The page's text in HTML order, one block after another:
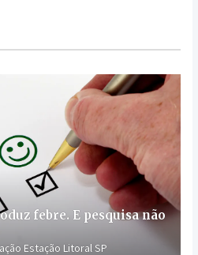
febre. E pesquisa não
Estação Litoral SP